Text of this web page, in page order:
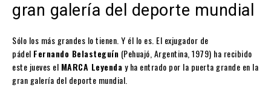
gran galería del deporte mundial
Sólo los más grandes lo tienen. Y él lo es. El exjugador de
pádel Fernando Belasteguín (Pehuajó, Argentina, 1979) ha recibido
este jueves el MARCA Leyenday ha entrado por la puerta grande en la
gran galería del deporte mundial.